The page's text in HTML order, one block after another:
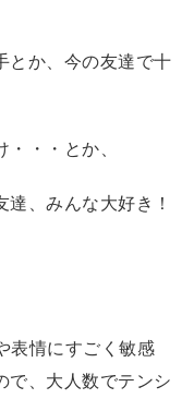
とか、今の友達で十
・・とか、
、みんな大好き！
表情にすごく敏感
で、大人数でテンシ